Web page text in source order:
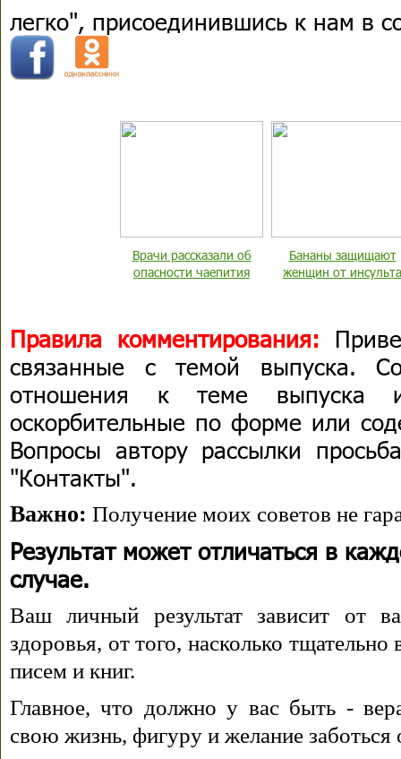
легко", присоединившись к нам в
Врачи рассказали об
опасности чаепития
Бананы защищают
женщин от инсульта
Правила комментирования:
связанные с темой выпуска.
отношения к теме выпуска
оскорбительные по форме или
Вопросы автору рассылки
"Контакты".
Важно: Получение моих советов не
Результат может отличаться в
случае.
Ваш личный результат зависит от
здоровья, от того, насколько
писем и книг.
Главное, что должно у вас быть -
свою жизнь, фигуру и желание заботься